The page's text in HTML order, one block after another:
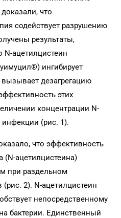
что
содействует разрушению
результаты,
N-ацетилцистеин
ингибирует
дезагрегацию
этих
концентрации N-
инфекции (рис. 1).
что эффективность
(N-ацетилцистеина)
при раздельном
2). N-ацетилцистеин
непосредственному
бактерии. Единственный